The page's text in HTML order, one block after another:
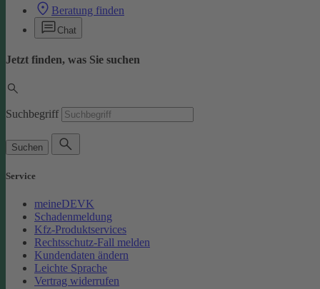
Beratung finden
Chat
Jetzt finden, was Sie suchen
Suchbegriff
Suchen
Service
meineDEVK
Schadenmeldung
Kfz-Produktservices
Rechtsschutz-Fall melden
Kundendaten ändern
Leichte Sprache
Vertrag widerrufen